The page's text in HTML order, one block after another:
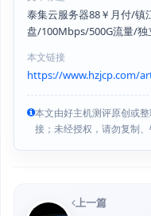
泰集云服务器88￥月付/镇
盘/100Mbps/500G流量/独
本文链接
https://www.hzjcp.com/
本文由好主机测评原创或
接；未经授权，请勿复制、
上一篇